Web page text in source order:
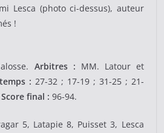
Lesca (photo ci-dessus), auteur
!
Arbitres : MM. Latour et
:27-32 ; 17-19 ; 31-25 ; 21-
Score final : 96-94.
5, Latapie 8, Puisset 3, Lesca